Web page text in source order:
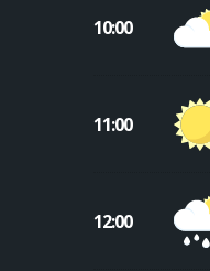
10:00
11:00
12:00